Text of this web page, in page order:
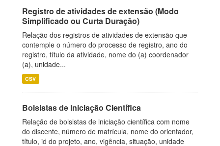
Registro de atividades de extensão (Modo
Simplificado ou Curta Duração)
Relação dos registros de atividades de extensão que
contemple o número do processo de registro, ano do
registro, título da atividade, nome do (a) coordenador
(a), unidade...
CSV
Bolsistas de Iniciação Científica
Relação de bolsistas de iniciação científica com nome
do discente, número de matrícula, nome do orientador,
título, id do projeto, ano, vigência, situação, unidade